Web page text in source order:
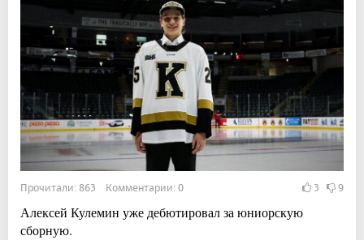
Прочитали: 863 Комментарии: 0 3 9
Алексей Кулемин уже дебютировал за юниорскую
сборную.